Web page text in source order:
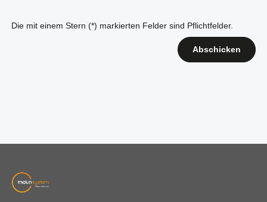
Die mit einem Stern (*) markierten Felder sind Pflichtfelder.
Abschicken